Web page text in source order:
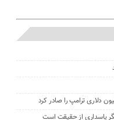
پاسداری از حقیقت است